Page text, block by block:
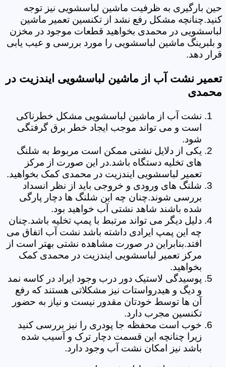
حین بارگیری به ظرفیت ماشین لباسشویی نیز توجه
کنید.چنانچه مشکل رفع نشد از تکنسین تعمیر ماشین
لباسشویی در محمدی بخواهید قطعات موجود در مخزن
و بلبرینگ ماشین لباسشویی را مورد بررسی و عیب یابی
قرار دهد.
تعمیر نشت آب از ماشین لباسشویی ایندزیت در
محمدی
نشت آب از ماشین لباسشویی مشکل خطرناکی
است و می تواند موجب ایجاد خطر برق گرفتگی
شود.
یکی از دلایل نشتی ممکن است مربوط به شلنگ
های تخلیه دستگاه باشد.در این صورت از مرکز
تعمیر لباسشویی ایندزیت در محمدی کمک بخواهید.
شلنگ های ورودی و خروجی باید از نظر انسداد
بررسی شوند.چنان چه این شلنگ ها دچار پارگی
شده باشند شاهد نشتی آب خواهید بود.
دلیل دیگر می تواند مرتبط با پمپ تخلیه باشد.چنان
چه این پمپ ایرادی داشته باشد نشت آب اتفاق می
افتد.بنابراین در صورت مشاهده نشتی بهتر است از
مرکز تعمیر لباسشویی ایندزیت در محمدی کمک
بخواهید.
پوسیدگی لاستیک دور درب وجود ایراد در کاسه نمد
و دیگ و هیدرواستات نیز مشکلاتی هستند که رفع
آن ها توسط خودتان مقدور نیست و نیاز به حضور
تکنسین مجرب دارد.
خوب است محفظه جا پودری را نیز بررسی کنید
زیرا چنانچه این قسمت دچار ترک و آسیب شده
باشد نیز امکان نشت آب وجود دارد.